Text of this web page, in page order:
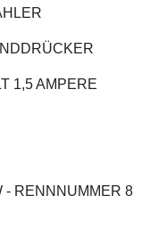
1,5 AMPERE
- RENNNUMMER 8